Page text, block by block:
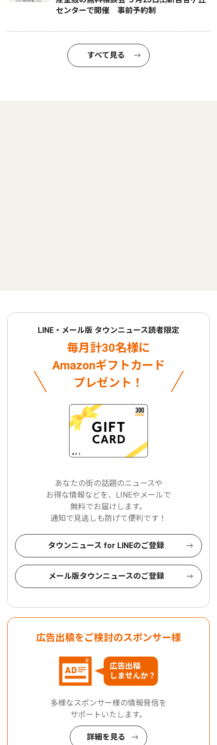
センターで開催 事前予約制
すべて見る
LINE・メール版 タウンニュース読者限定
毎月計30名様に
Amazonギフトカード
プレゼント！
あなたの街の話題のニュースや
お得な情報などを、LINEやメールで
無料でお届けします。
通知で見逃しも防げて便利です！
タウンニュース for LINEのご登録
メール版タウンニュースのご登録
広告出稿をご検討のスポンサー様
広告出稿
しませんか？
多様なスポンサー様の情報発信を
サポートいたします。
詳細を見る